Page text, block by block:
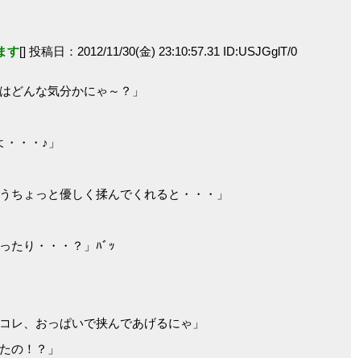
す[] 投稿日：2012/11/30(金) 23:10:57.31 ID:USJGglT/0
どんな気分かにゃ～？」
・・♪」
ちょっと優しく揉んでくれると・・・」
たり・・・？」ﾊﾞｯ
レ、おっぱいで挟んであげるにゃ」
の！？」